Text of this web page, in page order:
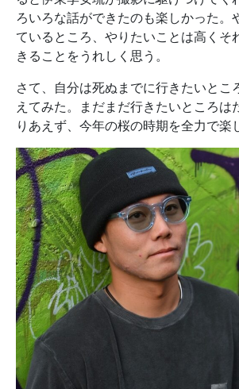
ろいろな話ができたのも楽しかった。
ているところ、やりたいことは高くそ
きることをうれしく思う。
さて、自分は死ぬまでに行きたいとこ
えてみた。まだまだ行きたいところは
りあえず、今年の桜の時期を全力で楽